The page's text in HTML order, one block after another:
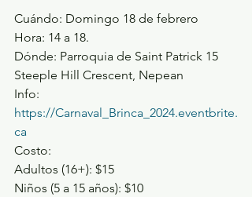
Cuándo: Domingo 18 de febrero
Hora: 14 a 18.
Dónde: Parroquia de Saint Patrick 15
Steeple Hill Crescent, Nepean
Info:
https://Carnaval_Brinca_2024.eventbrite.
ca
Costo:
Adultos (16+): $15
Niños (5 a 15 años): $10